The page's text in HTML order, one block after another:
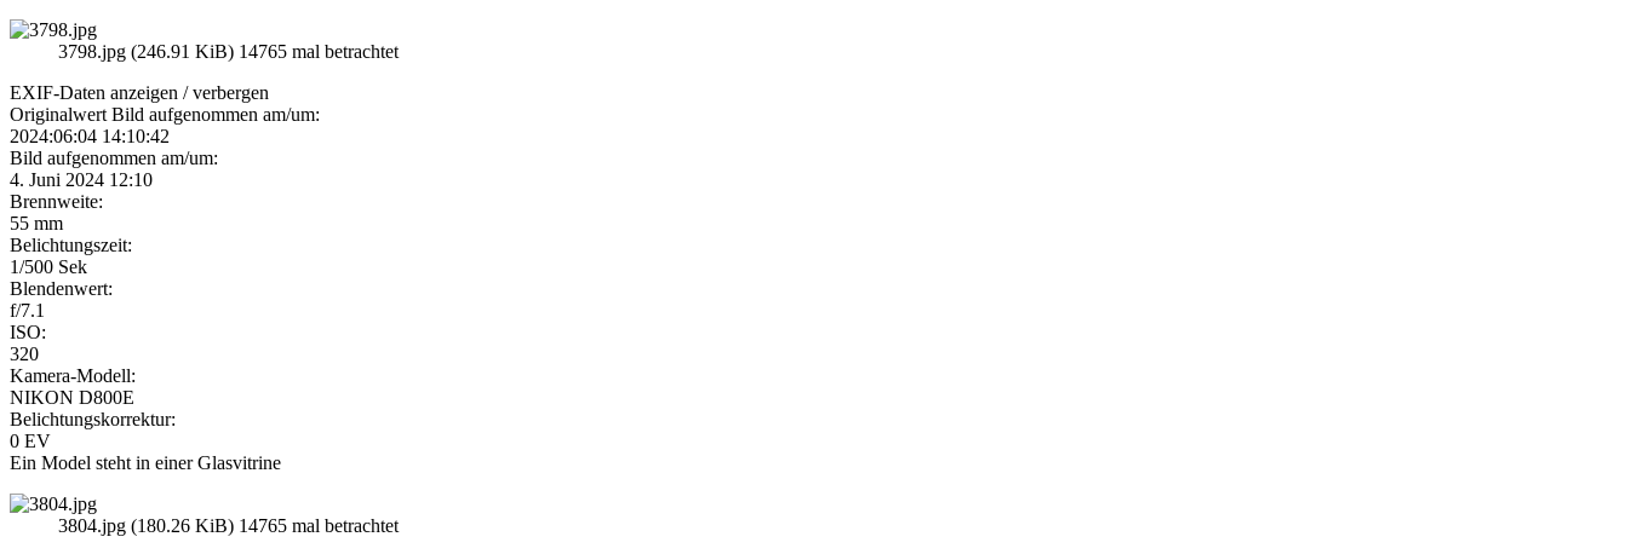
3798.jpg (246.91 KiB) 14765 mal betrachtet
EXIF-Daten anzeigen / verbergen
Originalwert Bild aufgenommen am/um:
2024:06:04 14:10:42
Bild aufgenommen am/um:
4. Juni 2024 12:10
Brennweite:
55 mm
Belichtungszeit:
1/500 Sek
Blendenwert:
f/7.1
ISO:
320
Kamera-Modell:
NIKON D800E
Belichtungskorrektur:
0 EV
Ein Model steht in einer Glasvitrine
3804.jpg (180.26 KiB) 14765 mal betrachtet